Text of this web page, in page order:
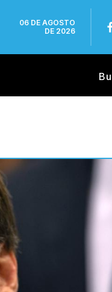
06 DE AGOSTO
DE 2026